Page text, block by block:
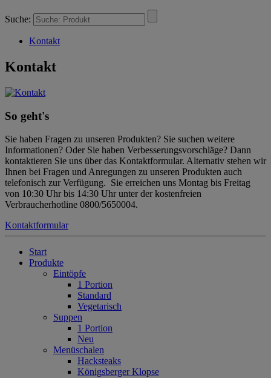
Suche:
Kontakt
Kontakt
So geht's
Sie haben Fragen zu unseren Produkten? Sie suchen weitere
Informationen? Oder Sie haben Verbesserungsvorschläge? Dann
kontaktieren Sie uns über das Kontaktformular. Alternativ stehen wir
Ihnen bei Fragen und Anregungen zu unseren Produkten auch
telefonisch zur Verfügung. Sie erreichen uns Montag bis Freitag
von 10:30 Uhr bis 14:30 Uhr unter der kostenfreien
Verbraucherhotline 0800/5650004.
Kontaktformular
Start
Produkte
Eintöpfe
1 Portion
Standard
Vegetarisch
Suppen
1 Portion
Neu
Menüschalen
Hacksteaks
Königsberger Klopse